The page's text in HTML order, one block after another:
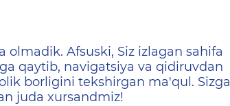
olmadik. Afsuski, Siz izlagan sahifa
qaytib, navigatsiya va qidiruvdan
borligini tekshirgan ma'qul. Sizga
juda xursandmiz!